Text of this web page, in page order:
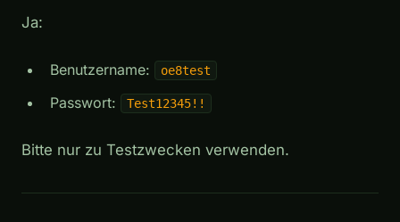
Ja:
Benutzername: oe8test
Passwort: Test12345!!
Bitte nur zu Testzwecken verwenden.